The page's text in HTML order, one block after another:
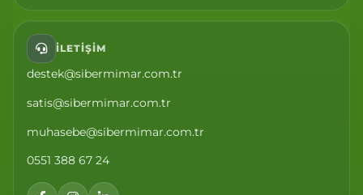
İLETIŞIM
destek@sibermimar.com.tr
satis@sibermimar.com.tr
muhasebe@sibermimar.com.tr
0551 388 67 24